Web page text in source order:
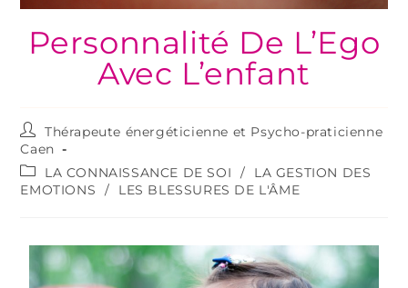
Personnalité De L’Ego
Avec L’enfant
Thérapeute énergéticienne et Psycho-praticienne
Caen
LA CONNAISSANCE DE SOI
/
LA GESTION DES
EMOTIONS
/ LES BLESSURES DE L'ÂME